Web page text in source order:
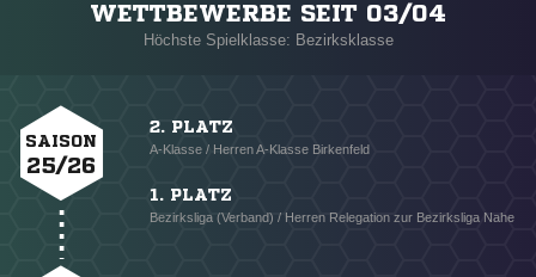
WETTBEWERBE SEIT 03/04
Höchste Spielklasse: Bezirksklasse
SAISON
25/26
2. PLATZ
A-Klasse / Herren A-Klasse Birkenfeld
1. PLATZ
Bezirksliga (Verband) / Herren Relegation zur Bezirksliga Nahe